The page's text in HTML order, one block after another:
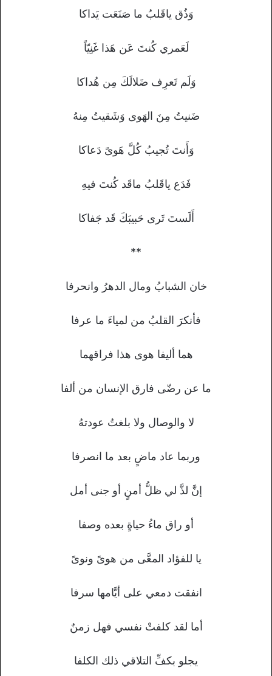
وَذُق ياقَلبُ ما صَنَعَت يَداكا
لَعَمري كُنتَ عَن هَذا غَنِيّاً
وَلَم تَعرِف ضَلالَكَ مِن هُداكا
ضَنيتُ مِنَ الهَوى وَشَقيتُ مِنهُ
وَأَنتَ تُجيبُ كُلَّ هَوىً دَعاكا
فَدَع ياقَلبُ ماقَد كُنتَ فيهِ
أَلَستَ تَرى حَبيبَكَ قَد جَفاكا
**
خان الشبابُ ومال الدهرُ وانحرفا
فأنكرَ القلبُ من لمياءَ ما عرفا
هما أليفا هوى هذا فراقهما
ما عن رضّى فارق الإنسان من ألفا
لا والوصال ولا بلغتُ عودتهُ
وربما عاد ماضٍ بعد ما انصرفا
إنَّ لذَّ لي ظلُّ أمنٍ أو جنى أمل
أو راق ماءُ حياةٍ بعده وصفا
يا للفؤاد المعَّى من هوىً ونوىً
انفقت دمعي على أيَّامها سرفا
أما لقد كلفتْ نفسي فهل زمنٌ
يجلو بكفِّ التلاقي ذلك الكلفا